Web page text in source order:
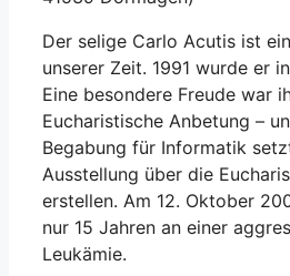
Der selige Carlo Acutis ist
unserer Zeit. 1991 wurde er
Eine besondere Freude war
Eucharistische Anbetung –
Begabung für Informatik
Ausstellung über die
erstellen. Am 12. Oktober
nur 15 Jahren an einer
Leukämie.